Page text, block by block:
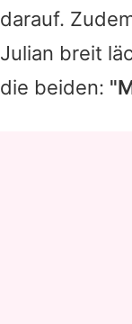
darauf.
Julian breit
die beiden: